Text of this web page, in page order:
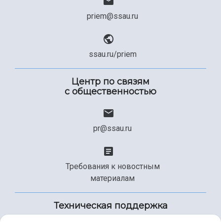
priem@ssau.ru
ssau.ru/priem
Центр по связям
с общественностью
pr@ssau.ru
Требования к новостным
материалам
Техническая поддержка